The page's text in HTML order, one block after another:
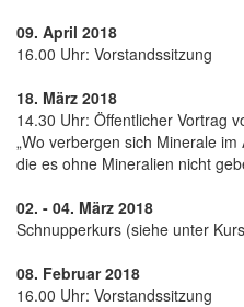
09. April 2018
16.00 Uhr: Vorstandssitzung
18. März 2018
14.30 Uhr: Öffentlicher Vortrag
„Wo verbergen sich Minerale
die es ohne Mineralien nicht
02. - 04. März 2018
Schnupperkurs (siehe unter
08. Februar 2018
16.00 Uhr: Vorstandssitzung